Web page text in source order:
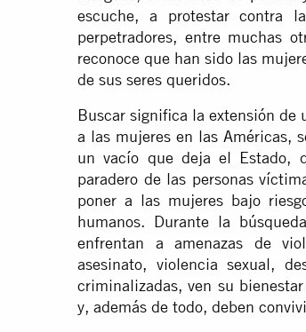
escuche, a protestar contra
perpetradores, entre muchas
reconoce que han sido las
de sus seres queridos.
Buscar significa la extensión
a las mujeres en las Américas,
un vacío que deja el Estado,
paradero de las personas
poner a las mujeres bajo
humanos. Durante la
enfrentan a amenazas de
asesinato, violencia sexual,
criminalizadas, ven su
y, además de todo, deben